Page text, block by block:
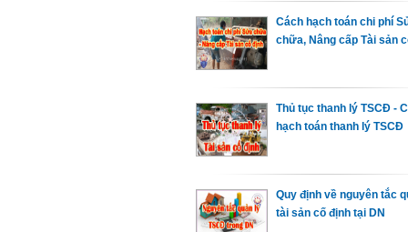
Cách hạch toán chi phí
chữa, Nâng cấp Tài sản
Thủ tục thanh lý TSCĐ -
hạch toán thanh lý TSCĐ
Quy định về nguyên tắc
tài sản cố định tại DN